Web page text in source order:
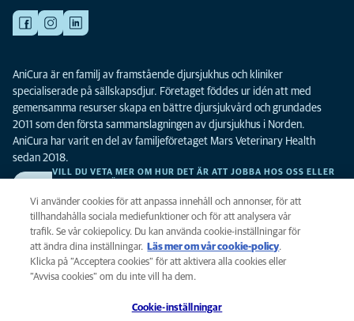
AniCura är en familj av framstående djursjukhus och kliniker
specialiserade på sällskapsdjur. Företaget föddes ur idén att med
gemensamma resurser skapa en bättre djursjukvård och grundades
2011 som den första sammanslagningen av djursjukhus i Norden.
AniCura har varit en del av familjeföretaget Mars Veterinary Health
sedan 2018.
VILL DU VETA MER OM HUR DET ÄR ATT JOBBA HOS OSS ELLER
Integritet
Legalt
Vi använder cookies för att anpassa innehåll och annonser, för att
tillhandahålla sociala mediefunktioner och för att analysera vår
trafik. Se vår cokiepolicy. Du kan använda cookie-inställningar för
att ändra dina inställningar.
Läs mer om vår cookie-policy(opens in a
new tab)
.
Klicka på ”Acceptera cookies” för att aktivera alla cookies eller
”Avvisa cookies” om du inte vill ha dem.
Cookie-inställningar